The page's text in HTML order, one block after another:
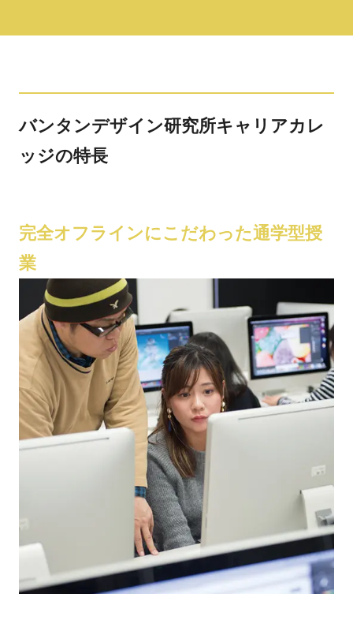
バンタンデザイン研究所キャリアカレ
ッジの特長
完全オフラインにこだわった通学型授
業